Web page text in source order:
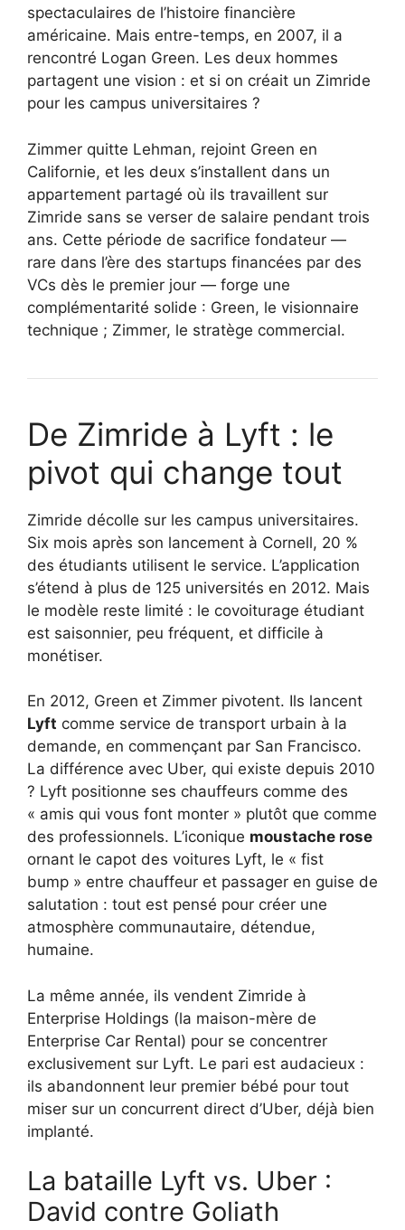
spectaculaires de l’histoire financière
américaine. Mais entre-temps, en 2007, il a
rencontré Logan Green. Les deux hommes
partagent une vision : et si on créait un Zimride
pour les campus universitaires ?
Zimmer quitte Lehman, rejoint Green en
Californie, et les deux s’installent dans un
appartement partagé où ils travaillent sur
Zimride sans se verser de salaire pendant trois
ans. Cette période de sacrifice fondateur —
rare dans l’ère des startups financées par des
VCs dès le premier jour — forge une
complémentarité solide : Green, le visionnaire
technique ; Zimmer, le stratège commercial.
De Zimride à Lyft : le
pivot qui change tout
Zimride décolle sur les campus universitaires.
Six mois après son lancement à Cornell, 20 %
des étudiants utilisent le service. L’application
s’étend à plus de 125 universités en 2012. Mais
le modèle reste limité : le covoiturage étudiant
est saisonnier, peu fréquent, et difficile à
monétiser.
En 2012, Green et Zimmer pivotent. Ils lancent
Lyft comme service de transport urbain à la
demande, en commençant par San Francisco.
La différence avec Uber, qui existe depuis 2010
? Lyft positionne ses chauffeurs comme des
« amis qui vous font monter » plutôt que comme
des professionnels. L’iconique moustache rose
ornant le capot des voitures Lyft, le « fist
bump » entre chauffeur et passager en guise de
salutation : tout est pensé pour créer une
atmosphère communautaire, détendue,
humaine.
La même année, ils vendent Zimride à
Enterprise Holdings (la maison-mère de
Enterprise Car Rental) pour se concentrer
exclusivement sur Lyft. Le pari est audacieux :
ils abandonnent leur premier bébé pour tout
miser sur un concurrent direct d’Uber, déjà bien
implanté.
La bataille Lyft vs. Uber :
David contre Goliath